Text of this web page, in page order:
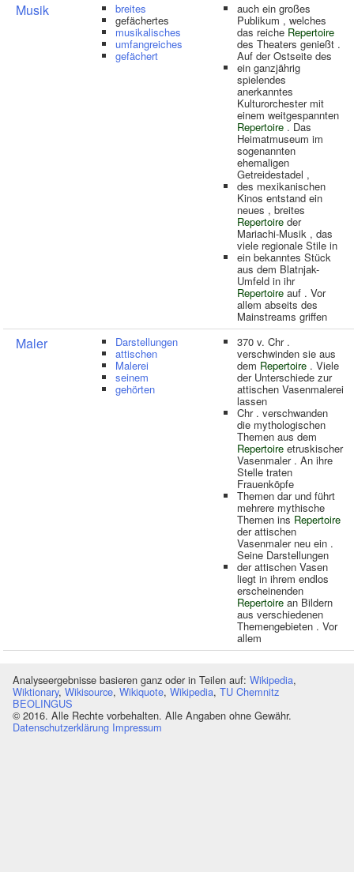
Musik breites
gefächertes
musikalisches
umfangreiches
gefächert
auch ein großes
Publikum , welches
das reiche Repertoire
des Theaters genießt .
Auf der Ostseite des
ein ganzjährig
spielendes
anerkanntes
Kulturorchester mit
einem weitgespannten
Repertoire . Das
Heimatmuseum im
sogenannten
ehemaligen
Getreidestadel ,
des mexikanischen
Kinos entstand ein
neues , breites
Repertoire der
Mariachi-Musik , das
viele regionale Stile in
ein bekanntes Stück
aus dem Blatnjak-
Umfeld in ihr
Repertoire auf . Vor
allem abseits des
Mainstreams griffen
Maler Darstellungen
attischen
Malerei
seinem
gehörten
370 v. Chr .
verschwinden sie aus
dem Repertoire . Viele
der Unterschiede zur
attischen Vasenmalerei
lassen
Chr . verschwanden
die mythologischen
Themen aus dem
Repertoire etruskischer
Vasenmaler . An ihre
Stelle traten
Frauenköpfe
Themen dar und führt
mehrere mythische
Themen ins Repertoire
der attischen
Vasenmaler neu ein .
Seine Darstellungen
der attischen Vasen
liegt in ihrem endlos
erscheinenden
Repertoire an Bildern
aus verschiedenen
Themengebieten . Vor
allem
Analyseergebnisse basieren ganz oder in Teilen auf: Wikipedia,
Wiktionary, Wikisource, Wikiquote, Wikipedia, TU Chemnitz
BEOLINGUS
© 2016. Alle Rechte vorbehalten. Alle Angaben ohne Gewähr.
Datenschutzerklärung Impressum